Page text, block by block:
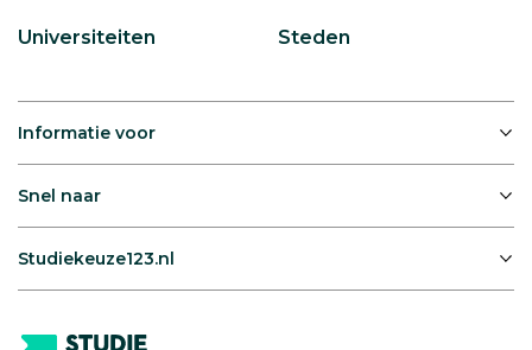
Universiteiten Steden
Informatie voor
Snel naar
Studiekeuze123.nl